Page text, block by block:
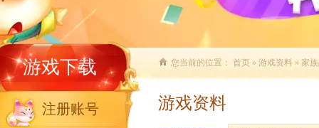
游戏下载
注册账号
您当前的位置： 首页 » 游戏资料 » 家
游戏资料